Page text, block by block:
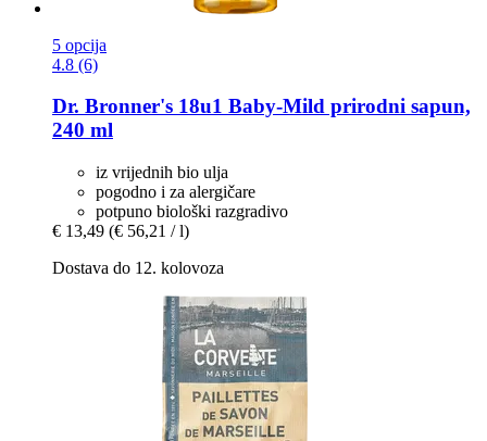
5 opcija
4.8 (6)
Dr. Bronner's 18u1 Baby-​Mild prirodni sapun,
240 ml
iz vrijednih bio ulja
pogodno i za alergičare
potpuno biološki razgradivo
€ 13,49 (€ 56,21 / l)
Dostava do 12. kolovoza